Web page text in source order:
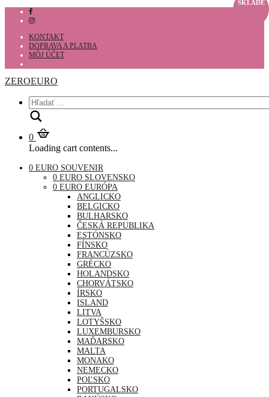
KONTAKT
DOPRAVA A PLATBA
MÔJ ÚČET
ZEROEURO
0
Loading cart contents...
0 EURO SOUVENIR
0 EURO SLOVENSKO
0 EURO EURÓPA
ANGLICKO
BELGICKO
BULHARSKO
ČESKÁ REPUBLIKA
ESTÓNSKO
FÍNSKO
FRANCÚZSKO
GRÉCKO
HOLANDSKO
CHORVÁTSKO
ÍRSKO
ISLAND
LITVA
LOTYŠSKO
LUXEMBURSKO
MAĎARSKO
MALTA
MONAKO
NEMECKO
POĽSKO
PORTUGALSKO
SKLADE